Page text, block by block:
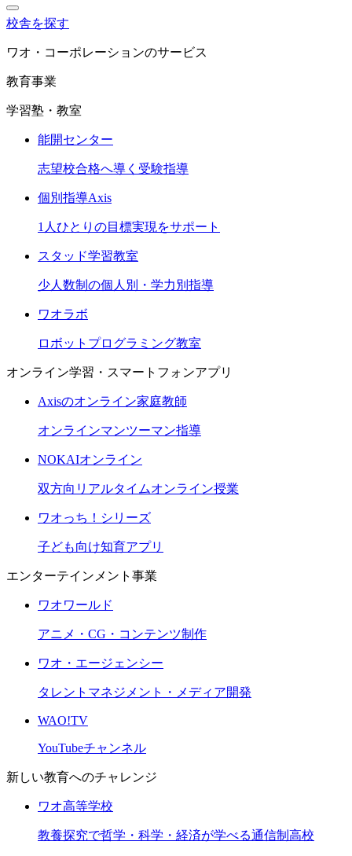
校舎を探す
ワオ・コーポレーションのサービス
教育事業
学習塾・教室
能開センター
志望校合格へ導く受験指導
個別指導Axis
1人ひとりの目標実現をサポート
スタッド学習教室
少人数制の個人別・学力別指導
ワオラボ
ロボットプログラミング教室
オンライン学習・スマートフォンアプリ
Axisのオンライン家庭教師
オンラインマンツーマン指導
NOKAIオンライン
双方向リアルタイムオンライン授業
ワオっち！シリーズ
子ども向け知育アプリ
エンターテインメント事業
ワオワールド
アニメ・CG・コンテンツ制作
ワオ・エージェンシー
タレントマネジメント・メディア開発
WAO!TV
YouTubeチャンネル
新しい教育へのチャレンジ
ワオ高等学校
教養探究で哲学・科学・経済が学べる通信制高校